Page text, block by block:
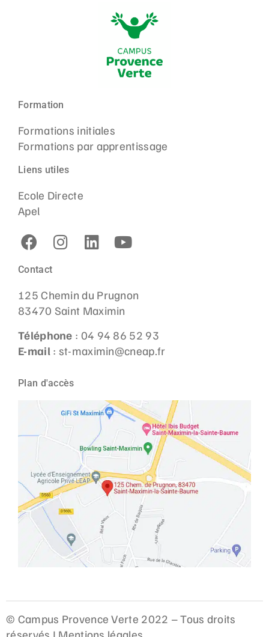
Formation
Formations initiales
Formations par apprentissage
Liens utiles
Ecole Directe
Apel
Contact
125 Chemin du Prugnon
83470 Saint Maximin
Téléphone : 04 94 86 52 93
E-mail : st-maximin@cneap.fr
Plan d'accès
© Campus Provence Verte 2022 – Tous droits
réservés I Mentions légales